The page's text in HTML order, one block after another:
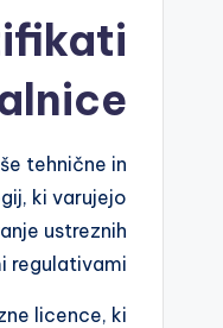
tehnične in
ki varujejo
ustreznih
regulativami.
licence, ki